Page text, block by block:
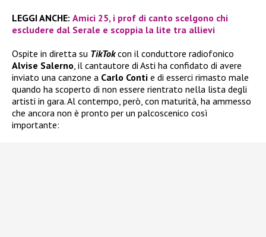
LEGGI ANCHE: Amici 25, i prof di canto scelgono chi
escludere dal Serale e scoppia la lite tra allievi
Ospite in diretta su TikTokcon il conduttore radiofonico
Alvise Salerno , il cantautore di Asti ha confidato di avere
inviato una canzone a Carlo Conti e di esserci rimasto male
quando ha scoperto di non essere rientrato nella lista degli
artisti in gara. Al contempo, però, con maturità, ha ammesso
che ancora non è pronto per un palcoscenico così
importante: